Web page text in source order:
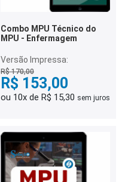
Combo MPU Técnico do
MPU - Enfermagem
Versão Impressa:
R$ 170,00
R$ 153,00
ou 10x de R$ 15,30 sem juros